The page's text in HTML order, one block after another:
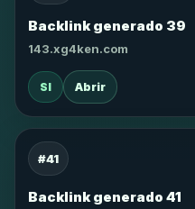
Backlink generado 39
143.xg4ken.com
SI Abrir
#41
Backlink generado 41